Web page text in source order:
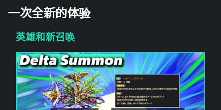
一次全新的体验
英雄和新召唤